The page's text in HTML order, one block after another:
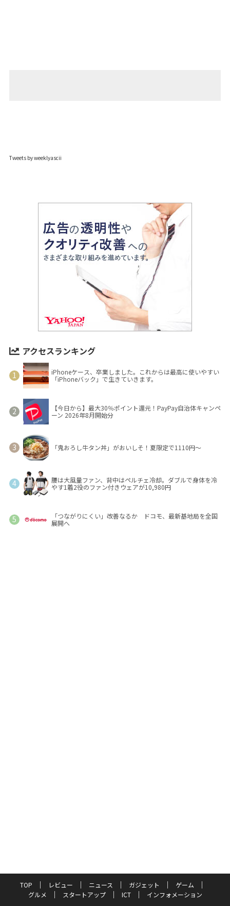
Tweets by weeklyascii
アクセスランキング
iPhoneケース、卒業しました。これからは最高に使いやすい
「iPhoneバック」で生きていきます。
【今日から】最大30％ポイント還元！PayPay自治体キャンペ
ーン 2026年8月開始分
「鬼おろし牛タン丼」がおいしそ！夏限定で1110円～
腰は大風量ファン、背中はペルチェ冷却。ダブルで身体を冷
やす1着2役のファン付きウェアが10,980円
「つながりにくい」改善なるか ドコモ、最新基地局を全国
展開へ
TOP レビュー ニュース ガジェット
ゲーム
グルメ
スタートアップ ICT
インフォメーション